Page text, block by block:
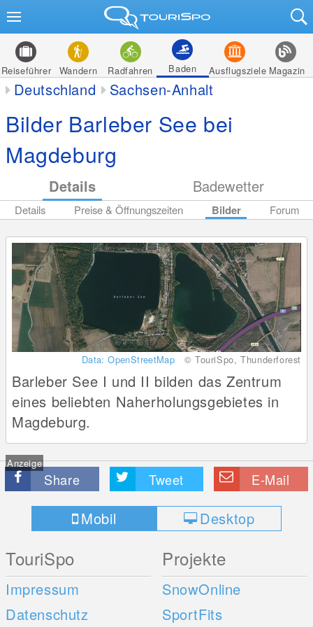
Reiseführer Wandern Radfahren Baden Ausflugsziele Magazin
Deutschland Sachsen-Anhalt
Bilder Barleber See bei
Magdeburg
Details Badewetter
Details Preise & Öffnungszeiten Bilder Forum
Data: OpenStreetMap © TouriSpo, Thunderforest
Barleber See I und II bilden das Zentrum
eines beliebten Naherholungsgebietes in
Magdeburg.
Anzeige
Share Tweet E-Mail
Mobil Desktop
TouriSpo
Impressum
Datenschutz
Projekte
SnowOnline
SportFits